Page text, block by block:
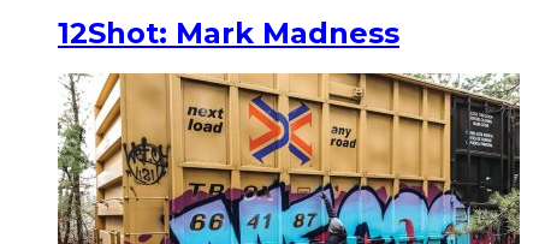
12Shot: Mark Madness